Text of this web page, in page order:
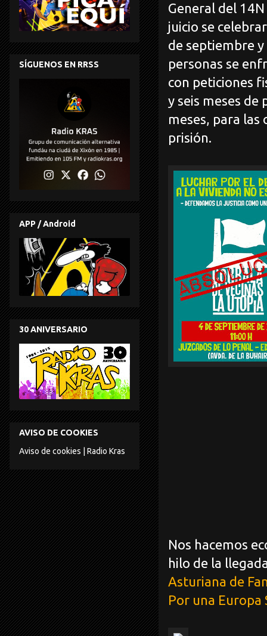
General del
juicio se
de septiembre
personas se
con peticiones
y seis meses de
meses, para
prisión.
Nos hacemos
hilo de la
Asturiana de
Por una Europa
SÍGUENOS EN RRSS
APP / Android
30 ANIVERSARIO
AVISO DE COOKIES
Aviso de cookies | Radio Kras